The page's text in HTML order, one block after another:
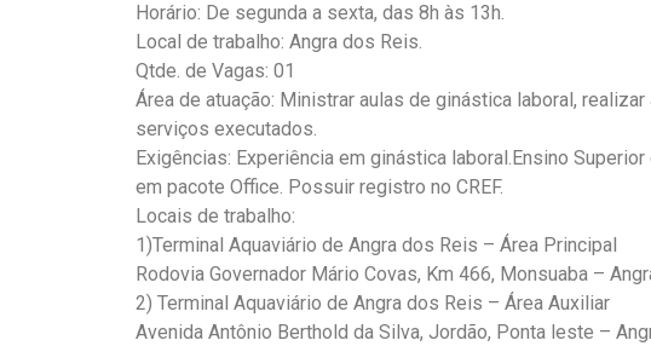
Horário: De segunda a sexta, das 8h às 13h.
Local de trabalho: Angra dos Reis.
Qtde. de Vagas: 01
Área de atuação: Ministrar aulas de ginástica laboral,
serviços executados.
Exigências: Experiência em ginástica laboral.Ensino
em pacote Office. Possuir registro no CREF.
Locais de trabalho:
1)Terminal Aquaviário de Angra dos Reis – Área Principal
Rodovia Governador Mário Covas, Km 466, Monsuaba –
2) Terminal Aquaviário de Angra dos Reis – Área Auxiliar
Avenida Antônio Berthold da Silva, Jordão, Ponta leste –